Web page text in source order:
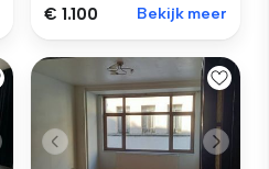
€ 1.100 Bekijk meer